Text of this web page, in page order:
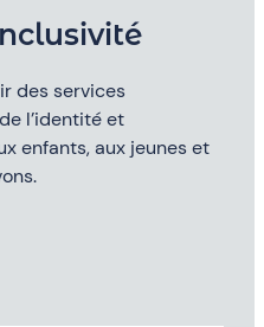
des services
l’identité et
enfants, aux jeunes et